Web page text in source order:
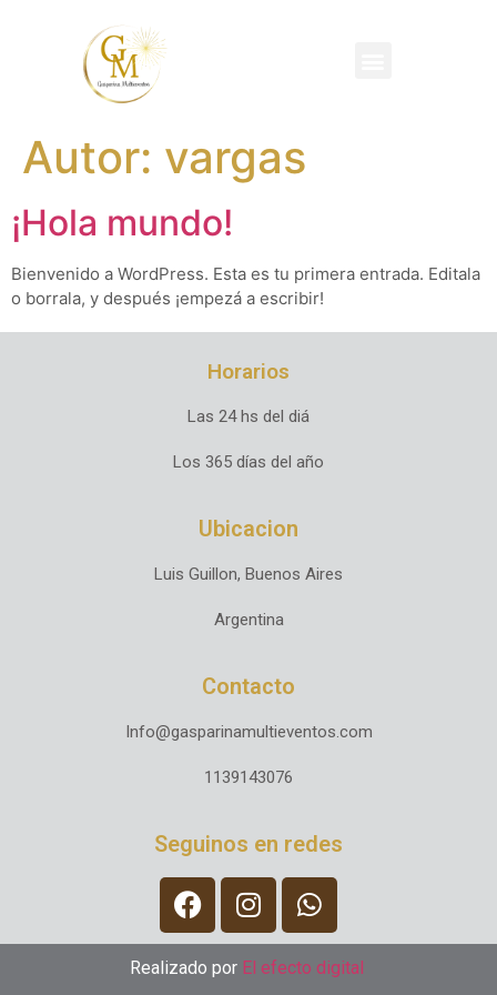
Autor: vargas
¡Hola mundo!
Bienvenido a WordPress. Esta es tu primera entrada. Editala
o borrala, y después ¡empezá a escribir!
Horarios
Las 24 hs del diá
Los 365 días del año
Ubicacion
Luis Guillon, Buenos Aires
Argentina
Contacto
Info@gasparinamultieventos.com
1139143076
Seguinos en redes
Realizado por El efecto digital